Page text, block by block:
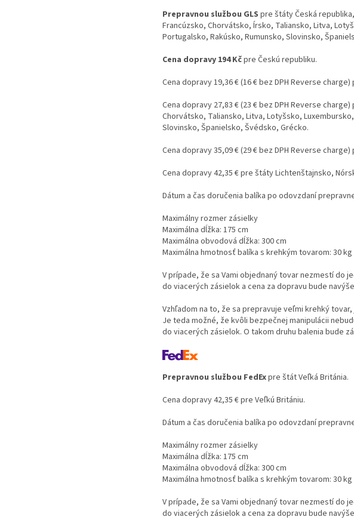
Prepravnou službou GLS pre štáty Česká
Francúzsko, Chorvátsko, Írsko, Taliansko, Litva,
Portugalsko, Rakúsko, Rumunsko, Slovinsko,
Cena dopravy 194 Kčpre Českú republiku.
Cena dopravy 19,36 € (16 € bez DPH Reverse
Cena dopravy 27,83 € (23 € bez DPH Reverse
Chorvátsko, Taliansko, Litva, Lotyšsko,
Slovinsko, Španielsko, Švédsko, Grécko.
Cena dopravy 35,09 € (29 € bez DPH Reverse charge)
Cena dopravy 42,35 € pre štáty Lichtenštajnsko,
Dátum a čas doručenia balíka po odovzdaní
Maximálny rozmer zásielky
Maximálna dĺžka: 175 cm
Maximálna obvodová dĺžka: 300 cm
Maximálna hmotnosť balíka s krehkým tovarom: 30 kg
V prípade, že sa Vami objednaný tovar nezmestí do
do viacerých zásielok a cena za dopravu bude
Vzhľadom na to, že sa prepravuje veľmi krehký
Je teda možné, že kvôli bezpečnej manipulácii
do viacerých zásielok. O takom druhu balenia bude
Prepravnou službou FedExpre štát Veľká Británia.
Cena dopravy 42,35 € pre Veľkú Britániu.
Dátum a čas doručenia balíka po odovzdaní
Maximálny rozmer zásielky
Maximálna dĺžka: 175 cm
Maximálna obvodová dĺžka: 300 cm
Maximálna hmotnosť balíka s krehkým tovarom: 30 kg
V prípade, že sa Vami objednaný tovar nezmestí do
do viacerých zásielok a cena za dopravu bude